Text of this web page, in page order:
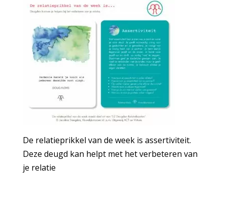
De relatieprikkel van de week is assertiviteit.
Deze deugd kan helpt met het verbeteren van
je relatie